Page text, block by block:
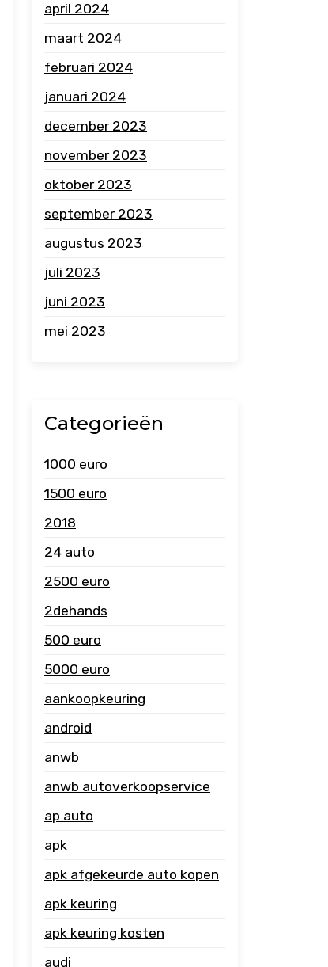
april 2024
maart 2024
februari 2024
januari 2024
december 2023
november 2023
oktober 2023
september 2023
augustus 2023
juli 2023
juni 2023
mei 2023
Categorieën
1000 euro
1500 euro
2018
24 auto
2500 euro
2dehands
500 euro
5000 euro
aankoopkeuring
android
anwb
anwb autoverkoopservice
ap auto
apk
apk afgekeurde auto kopen
apk keuring
apk keuring kosten
audi